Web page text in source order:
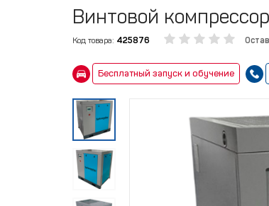
Винтовой
Код товара: 425876
Бесплатный запуск и обучение